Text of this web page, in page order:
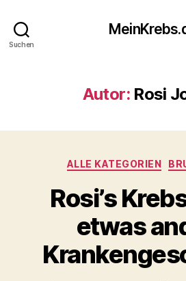
Suchen
Autor: Rosi
ALLE KATEGORIEN
Rosi’s
etwas